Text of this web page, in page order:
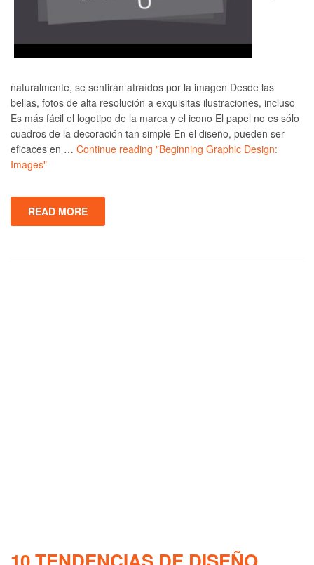
naturalmente, se sentirán atraídos por la imagen Desde las
bellas, fotos de alta resolución a exquisitas ilustraciones, incluso
Es más fácil el logotipo de la marca y el icono El papel no es sólo
cuadros de la decoración tan simple En el diseño, pueden ser
eficaces en … Continue reading "Beginning Graphic Design:
Images"
READ MORE